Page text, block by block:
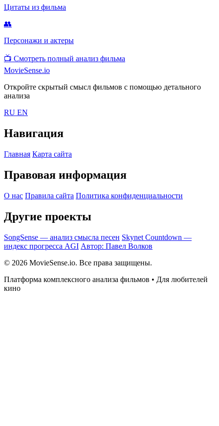
Цитаты из фильма
👥
Персонажи и актеры
📺 Смотреть полный анализ фильма
MovieSense.io
Откройте скрытый смысл фильмов с помощью детального
анализа
RU EN
Навигация
Главная Карта сайта
Правовая информация
О нас Правила сайта Политика конфиденциальности
Другие проекты
SongSense — анализ смысла песен Skynet Countdown —
индекс прогресса AGI Автор: Павел Волков
© 2026 MovieSense.io. Все права защищены.
Платформа комплексного анализа фильмов • Для любителей
кино